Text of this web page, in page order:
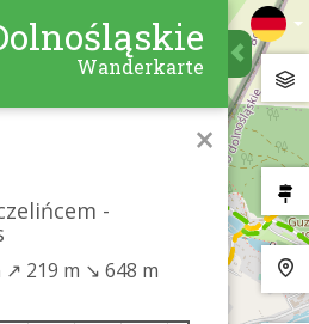
Wanderkarte
×
-
↗ 219 m ↘ 648 m